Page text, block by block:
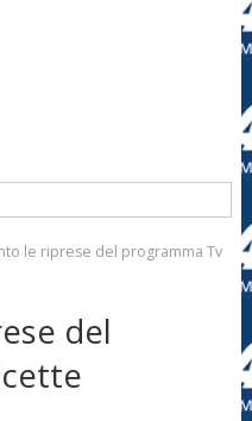
le riprese del programma Tv
del